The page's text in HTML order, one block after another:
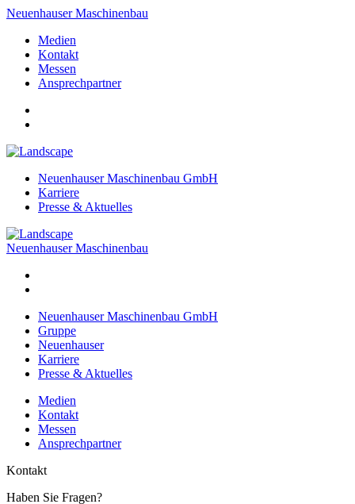
Neuenhauser Maschinenbau
Medien
Kontakt
Messen
Ansprechpartner
Neuenhauser Maschinenbau GmbH
Karriere
Presse & Aktuelles
Neuenhauser Maschinenbau
Neuenhauser Maschinenbau GmbH
Gruppe
Neuenhauser
Karriere
Presse & Aktuelles
Medien
Kontakt
Messen
Ansprechpartner
Kontakt
Haben Sie Fragen?